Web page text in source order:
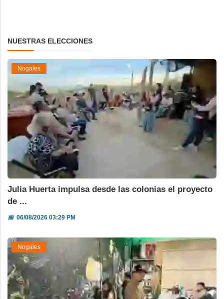
NUESTRAS ELECCIONES
Nogales
Julia Huerta impulsa desde las colonias el proyecto
de ...
📅06/08/2026 03:29 PM
Nogales